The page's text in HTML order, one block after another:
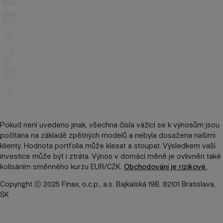
Pokud není uvedeno jinak, všechna čísla vážící se k výnosům jsou
počítána na základě zpětných modelů a nebyla dosažena našimi
klienty. Hodnota portfolia může klesat a stoupat. Výsledkem vaší
investice může být i ztráta. Výnos v domácí měně je ovlivněn také
kolísáním směnného kurzu EUR/CZK. Obchodování je rizikové.
Copyright ⓒ 2025 Finax, o.c.p., a.s. Bajkalská 19B, 82101 Bratislava,
SK